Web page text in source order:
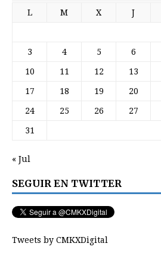
L M X J
3 4 5 6
10 11 12 13
17 18 19 20
24 25 26 27
31
« Jul
SEGUIR EN TWITTER
Tweets by CMKXDigital